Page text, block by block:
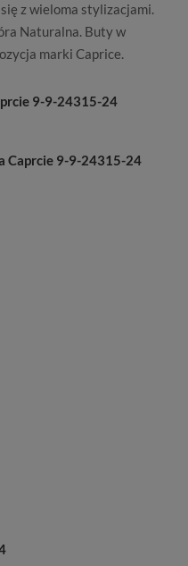
z wieloma stylizacjami.
Naturalna. Buty w
marki Caprice.
9-9-24315-24
Caprcie 9-9-24315-24